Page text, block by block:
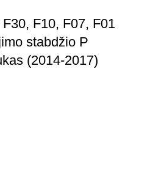
F10, F07, F01
stabdžio P
(2014-2017)